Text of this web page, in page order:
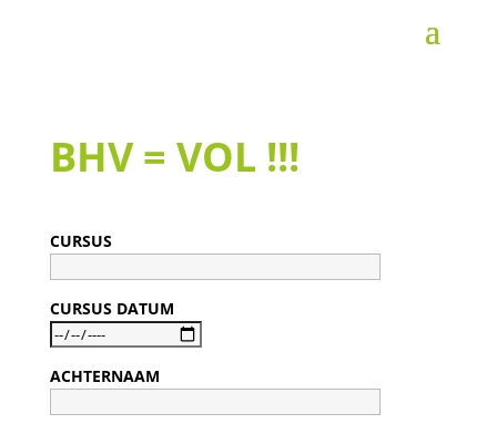
BHV = VOL !!!
CURSUS
CURSUS DATUM
ACHTERNAAM